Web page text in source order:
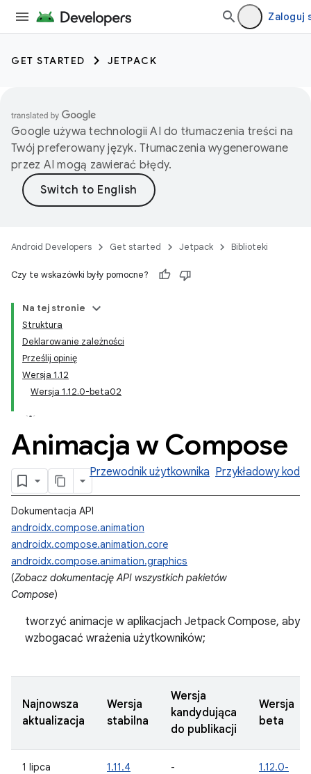
Zaloguj
GET STARTED JETPACK
Google używa technologii AI do tłumaczenia treści na
Twój preferowany język. Tłumaczenia wygenerowane
przez AI mogą zawierać błędy.
Android Developers Get started Jetpack Biblioteki
Czy te wskazówki były pomocne?
Na tej stronie
Struktura
Deklarowanie zależności
Prześlij opinię
Wersja 1.12
Wersja 1.12.0-beta02
Animacja w Compose
Przewodnik użytkownika Przykładowy kod
Dokumentacja API
androidx.compose.animation
androidx.compose.animation.core
androidx.compose.animation.graphics
(Zobacz dokumentację API wszystkich pakietów
Compose)
tworzyć animacje w aplikacjach Jetpack Compose, aby
wzbogacać wrażenia użytkowników;
Najnowsza
aktualizacja
Wersja
stabilna
Wersja
kandydująca
do publikacji
Wersja
beta
1 lipca
1.11.4 -
1.12.0-